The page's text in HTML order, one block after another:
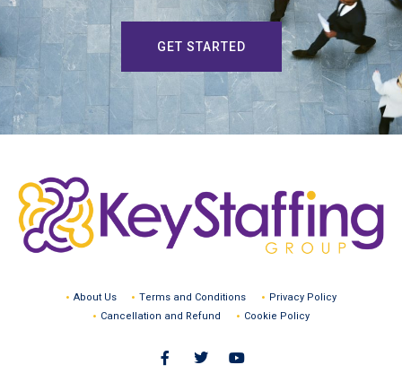
GET STARTED
About Us Terms and Conditions
Privacy Policy
Cancellation and Refund
Cookie Policy